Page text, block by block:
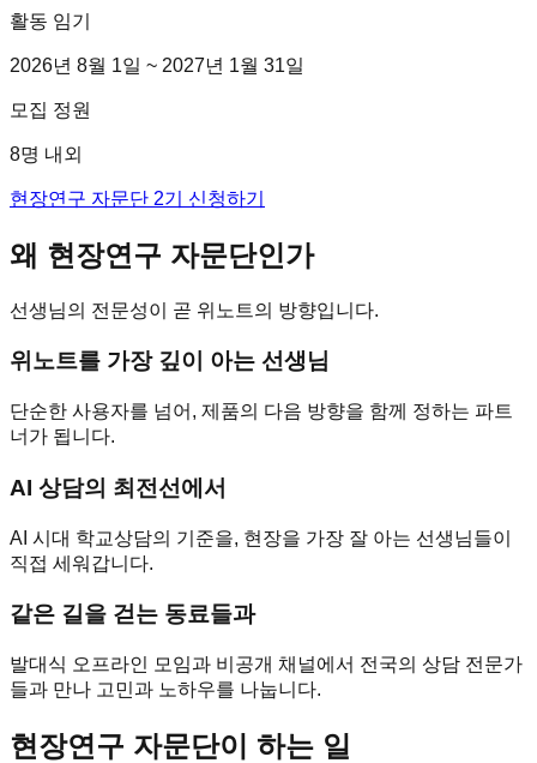
활동 임기
2026년 8월 1일 ~ 2027년 1월 31일
모집 정원
8명 내외
현장연구 자문단 2기 신청하기
왜 현장연구 자문단인가
선생님의 전문성이 곧 위노트의 방향입니다.
위노트를 가장 깊이 아는 선생님
단순한 사용자를 넘어, 제품의 다음 방향을 함께 정하는 파트
너가 됩니다.
AI 상담의 최전선에서
AI 시대 학교상담의 기준을, 현장을 가장 잘 아는 선생님들이
직접 세워갑니다.
같은 길을 걷는 동료들과
발대식 오프라인 모임과 비공개 채널에서 전국의 상담 전문가
들과 만나 고민과 노하우를 나눕니다.
현장연구 자문단이 하는 일